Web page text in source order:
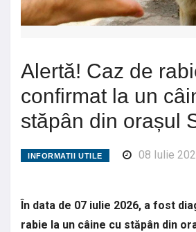
Alertă! Caz de
confirmat la un
stăpân din orașul
INFORMATII UTILE 08 Iulie
În data de 07 iulie 2026, a fost
rabie la un câine cu stăpân din